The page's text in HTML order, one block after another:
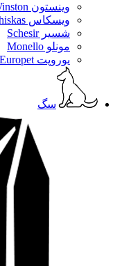
وینستون Winston
ویسکاس Whiskas
شسیر Schesir
مونلو Monello
یوروپت Europet
سگ